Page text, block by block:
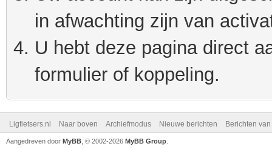
in afwachting zijn van
U hebt deze pagina direct
formulier of koppeling.
Ligfietsers.nl Naar boven Archiefmodus Nieuwe berichten Berichten
Aangedreven door MyBB , © 2002-2026 MyBB Group